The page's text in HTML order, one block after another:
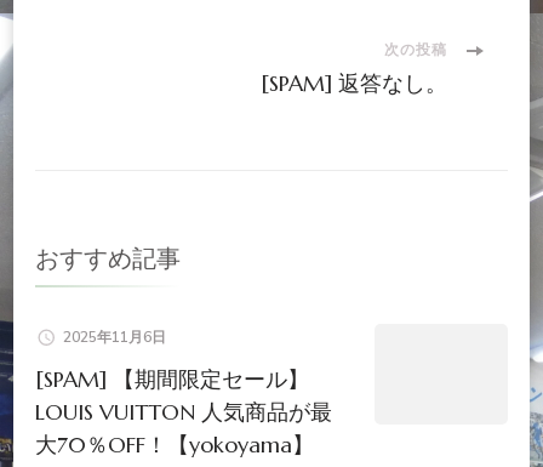
ー
シ
ョ
ン
次の投稿
[SPAM] 返答なし。
おすすめ記事
2025年11月6日
[SPAM] 【期間限定セール】
LOUIS VUITTON 人気商品が最
大70％OFF！【yokoyama】